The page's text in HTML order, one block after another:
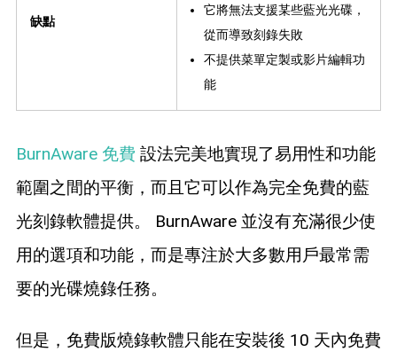
缺點
它將無法支援某些藍光光碟，
從而導致刻錄失敗
不提供菜單定製或影片編輯功
能
BurnAware 免費 設法完美地實現了易用性和功能
範圍之間的平衡，而且它可以作為完全免費的藍
光刻錄軟體提供。 BurnAware 並沒有充滿很少使
用的選項和功能，而是專注於大多數用戶最常需
要的光碟燒錄任務。
但是，免費版燒錄軟體只能在安裝後 10 天內免費